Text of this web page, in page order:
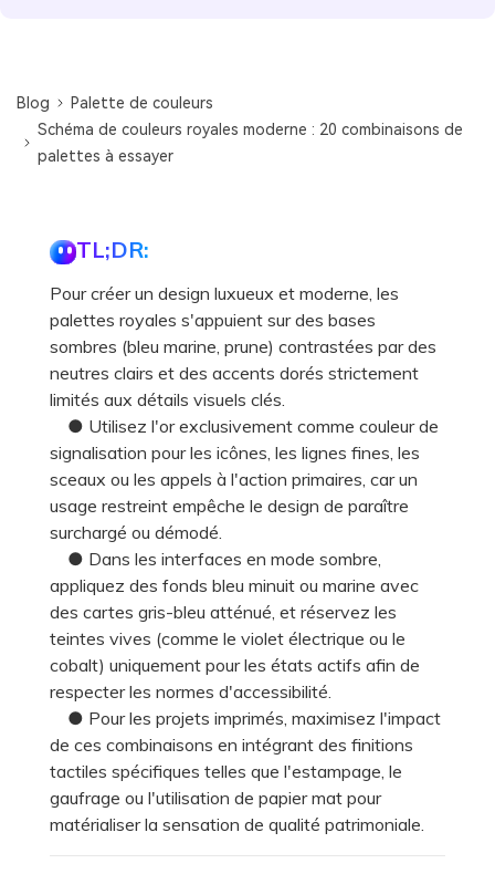
Blog
Palette de couleurs
Schéma de couleurs royales moderne : 20 combinaisons de
palettes à essayer
TL;DR:
Pour créer un design luxueux et moderne, les
palettes royales s'appuient sur des bases
sombres (bleu marine, prune) contrastées par des
neutres clairs et des accents dorés strictement
limités aux détails visuels clés.
● Utilisez l'or exclusivement comme couleur de
signalisation pour les icônes, les lignes fines, les
sceaux ou les appels à l'action primaires, car un
usage restreint empêche le design de paraître
surchargé ou démodé.
● Dans les interfaces en mode sombre,
appliquez des fonds bleu minuit ou marine avec
des cartes gris-bleu atténué, et réservez les
teintes vives (comme le violet électrique ou le
cobalt) uniquement pour les états actifs afin de
respecter les normes d'accessibilité.
● Pour les projets imprimés, maximisez l'impact
de ces combinaisons en intégrant des finitions
tactiles spécifiques telles que l'estampage, le
gaufrage ou l'utilisation de papier mat pour
matérialiser la sensation de qualité patrimoniale.